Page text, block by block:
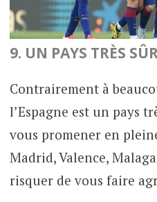
9. UN PAYS TRÈS
Contrairement à
l’Espagne est un pays
vous promener en
Madrid, Valence,
risquer de vous faire